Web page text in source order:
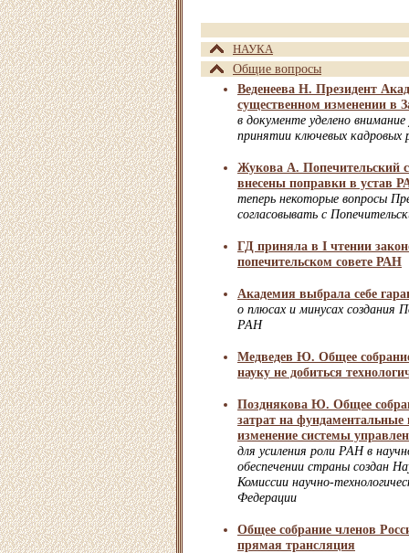
НАУКА
Общие вопросы
Веденеева Н. Президент
существенном изменении в
в документе уделено
принятии ключевых кадровых
Жукова А. Попечительский
внесены поправки в устав
теперь некоторые вопросы
согласовывать с
ГД приняла в I чтении
попечительском совете РАН
Академия выбрала себе
о плюсах и минусах создания
РАН
Медведев Ю. Общее
науку не добиться
Позднякова Ю. Общее
затрат на фундаментальные
изменение системы
для усиления роли РАН в
обеспечении страны создан
Комиссии научно-
Федерации
Общее собрание членов
прямая трансляция